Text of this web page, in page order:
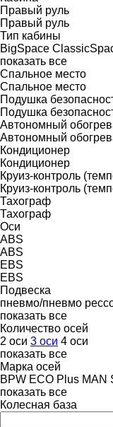
Правый руль
Правый руль
Тип кабины
BigSpace
показать все
Спальное место
Спальное место
Подушка
Подушка
Автономный
Автономный
Кондиционер
Кондиционер
Круиз-контроль
Круиз-контроль
Тахограф
Тахограф
Оси
ABS
ABS
EBS
EBS
Подвеска
пневмо/пневмо
показать все
Количество осей
2 оси 3 оси 4 оси
показать все
Марка осей
BPW ECO Plus MAN
показать все
Колесная база